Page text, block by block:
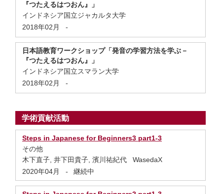
『つたえるはつおん』」
インドネシア国立ジャカルタ大学
2018年02月
-
日本語教育ワークショップ「発音の学習方法を学ぶ－
『つたえるはつおん』」
インドネシア国立スマラン大学
2018年02月
-
学術貢献活動
Steps in Japanese for Beginners3 part1-3
その他
木下直子, 井下田貴子, 濱川祐紀代 WasedaX
2020年04月
- 継続中